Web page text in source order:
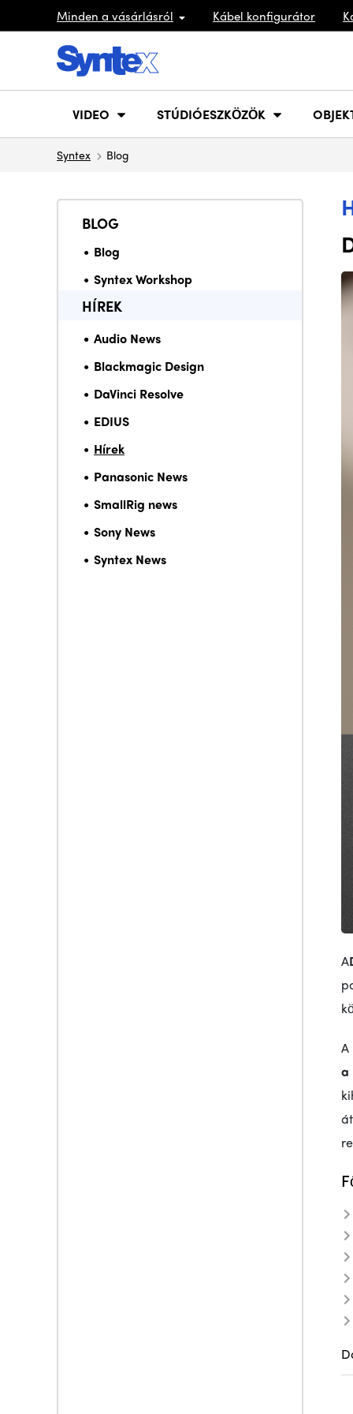
Minden a vásárlásról Kábel konfigurátor
VIDEO STÚDIÓESZKÖZÖK
Syntex Blog
BLOG
Blog
Syntex Workshop
HÍREK
Audio News
Blackmagic Design
DaVinci Resolve
EDIUS
Hírek
Panasonic News
SmallRig news
Sony News
Syntex News
A
A
a